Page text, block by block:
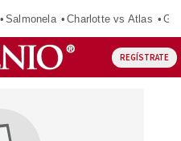
Salmonela Charlotte vs Atlas
REGÍSTRATE